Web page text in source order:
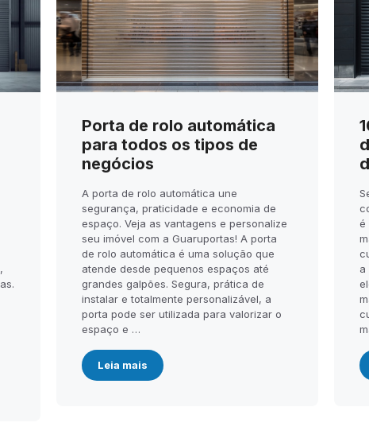
Porta de rolo automática
para todos os tipos de
negócios
A porta de rolo automática une
segurança, praticidade e economia de
espaço. Veja as vantagens e personalize
seu imóvel com a Guaruportas! A porta
de rolo automática é uma solução que
atende desde pequenos espaços até
grandes galpões. Segura, prática de
instalar e totalmente personalizável, a
porta pode ser utilizada para valorizar o
espaço e …
Leia mais
é
a